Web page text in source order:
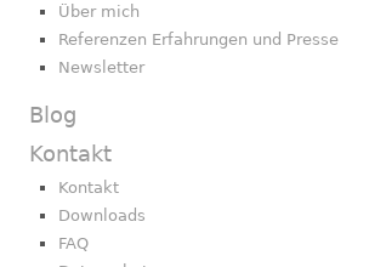
Über mich
Referenzen Erfahrungen und Presse
Newsletter
Blog
Kontakt
Kontakt
Downloads
FAQ